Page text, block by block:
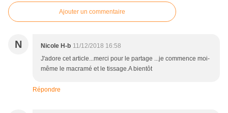
Ajouter un commentaire
N Nicole H-b 11/12/2018 16:58
J'adore cet article...merci pour le partage ...je commence moi-
même le macramé et le tissage.A bientôt
Répondre